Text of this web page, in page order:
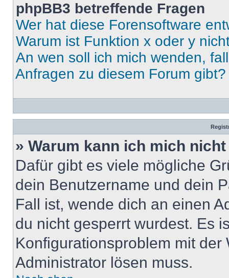
phpBB3 betreffende Fragen
Wer hat diese Forensoftware
Warum ist Funktion x oder y
An wen soll ich mich wenden,
Anfragen zu diesem Forum gibt?
» Warum kann ich mich
Dafür gibt es viele mögliche
dein Benutzername und dein
Fall ist, wende dich an einen
du nicht gesperrt wurdest. Es
Konfigurationsproblem mit
Administrator lösen muss.